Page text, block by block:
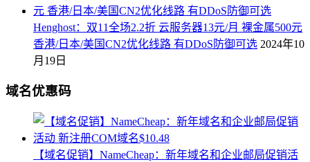
Henghost：双11全场2.2折 云服务器13元/月 裸金属500元
香港/日本/美国CN2优化线路 有DDoS防御可选 2024年10
月19日
域名优惠码
【域名促销】NameCheap：新年域名和企业邮局促销活